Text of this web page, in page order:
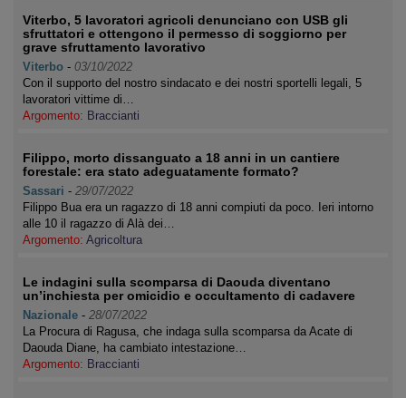
Viterbo, 5 lavoratori agricoli denunciano con USB gli
sfruttatori e ottengono il permesso di soggiorno per
grave sfruttamento lavorativo
Viterbo - 03/10/2022
Con il supporto del nostro sindacato e dei nostri sportelli legali, 5
lavoratori vittime di…
Argomento: Braccianti
Filippo, morto dissanguato a 18 anni in un cantiere
forestale: era stato adeguatamente formato?
Sassari - 29/07/2022
Filippo Bua era un ragazzo di 18 anni compiuti da poco. Ieri intorno
alle 10 il ragazzo di Alà dei…
Argomento: Agricoltura
Le indagini sulla scomparsa di Daouda diventano
un’inchiesta per omicidio e occultamento di cadavere
Nazionale - 28/07/2022
La Procura di Ragusa, che indaga sulla scomparsa da Acate di
Daouda Diane, ha cambiato intestazione…
Argomento: Braccianti